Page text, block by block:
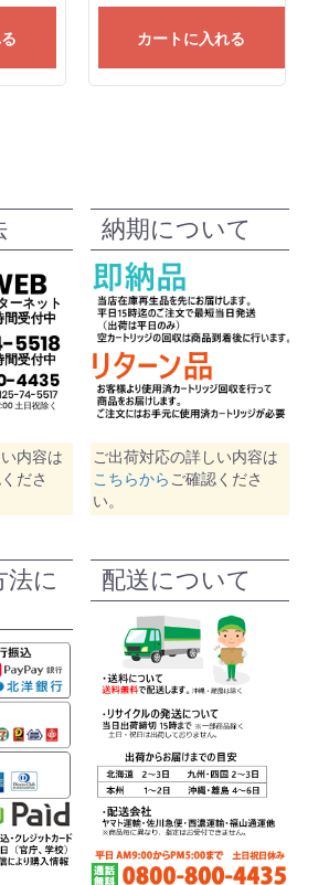
カートに入れる
内容は
ださ
納期について
ご出荷対応の詳しい内容は
こちらから ご確認くださ
い。
法に
配送について